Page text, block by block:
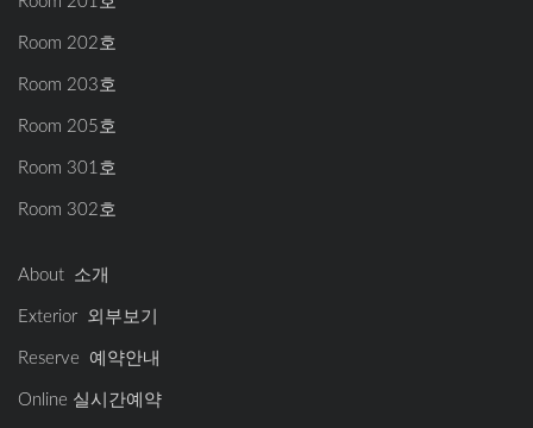
Room 202호
Room 203호
Room 205호
Room 301호
Room 302호
About 소개
Exterior 외부보기
Reserve 예약안내
Online 실시간예약